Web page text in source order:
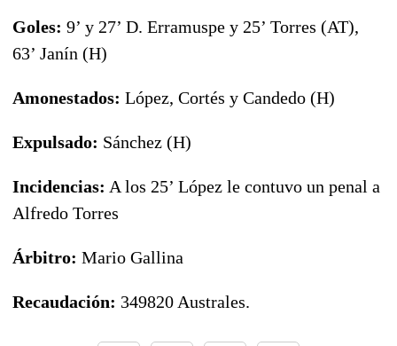
Goles: 9’ y 27’ D. Erramuspe y 25’ Torres (AT),
63’ Janín (H)
Amonestados: López, Cortés y Candedo (H)
Expulsado: Sánchez (H)
Incidencias: A los 25’ López le contuvo un penal a
Alfredo Torres
Árbitro: Mario Gallina
Recaudación: 349820 Australes.